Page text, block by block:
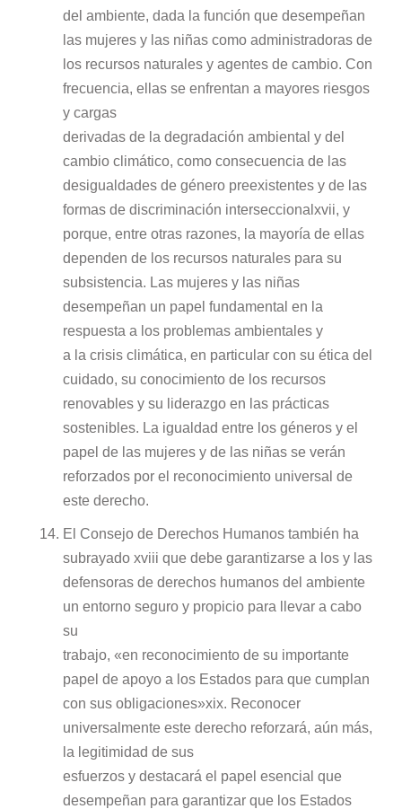
del ambiente, dada la función que desempeñan
las mujeres y las niñas como administradoras de
los recursos naturales y agentes de cambio. Con
frecuencia, ellas se enfrentan a mayores riesgos
y cargas
derivadas de la degradación ambiental y del
cambio climático, como consecuencia de las
desigualdades de género preexistentes y de las
formas de discriminación interseccionalxvii, y
porque, entre otras razones, la mayoría de ellas
dependen de los recursos naturales para su
subsistencia. Las mujeres y las niñas
desempeñan un papel fundamental en la
respuesta a los problemas ambientales y
a la crisis climática, en particular con su ética del
cuidado, su conocimiento de los recursos
renovables y su liderazgo en las prácticas
sostenibles. La igualdad entre los géneros y el
papel de las mujeres y de las niñas se verán
reforzados por el reconocimiento universal de
este derecho.
El Consejo de Derechos Humanos también ha
subrayado xviii que debe garantizarse a los y las
defensoras de derechos humanos del ambiente
un entorno seguro y propicio para llevar a cabo
su
trabajo, «en reconocimiento de su importante
papel de apoyo a los Estados para que cumplan
con sus obligaciones»xix. Reconocer
universalmente este derecho reforzará, aún más,
la legitimidad de sus
esfuerzos y destacará el papel esencial que
desempeñan para garantizar que los Estados